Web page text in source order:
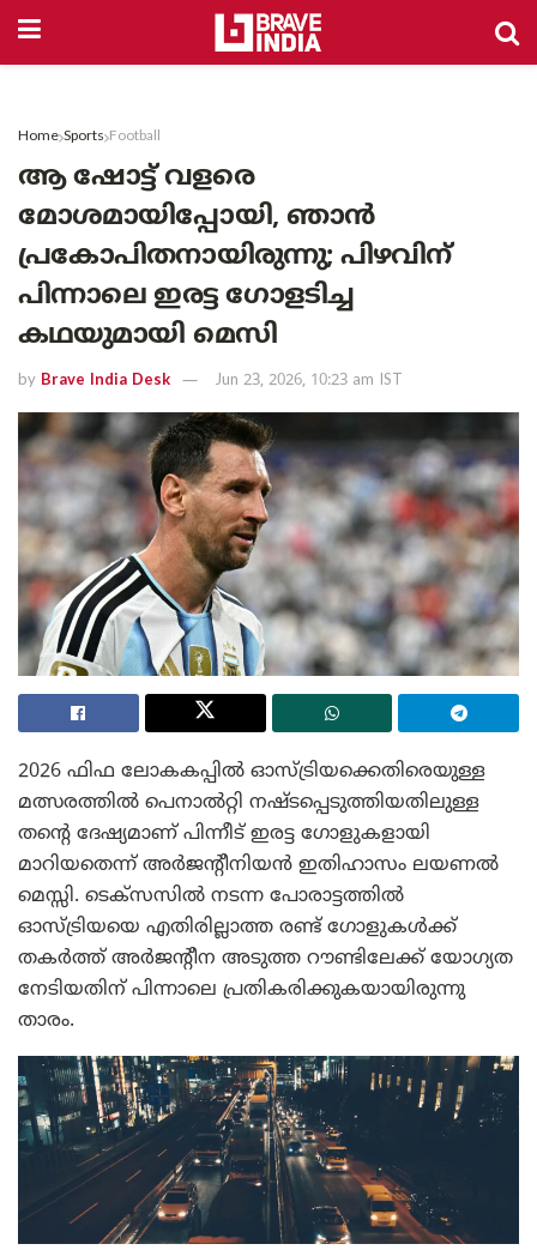
Home Sports Football
ആ ഷോട്ട് വളരെ
മോശമായിപ്പോയി, ഞാൻ
പ്രകോപിതനായിരുന്നു; പിഴവിന്
പിന്നാലെ ഇരട്ട ഗോളടിച്ച
കഥയുമായി മെസി
by Brave India Desk Jun 23, 2026, 10:23 am IST
2026 ഫിഫ ലോകകപ്പിൽ ഓസ്ട്രിയക്കെതിരെയുള്ള
മത്സരത്തിൽ പെനാൽറ്റി നഷ്ടപ്പെടുത്തിയതിലുള്ള
തന്റെ ദേഷ്യമാണ് പിന്നീട് ഇരട്ട ഗോളുകളായി
മാറിയതെന്ന് അർജന്റീനിയൻ ഇതിഹാസം ലയണൽ
മെസ്സി. ടെക്സസിൽ നടന്ന പോരാട്ടത്തിൽ
ഓസ്ട്രിയയെ എതിരില്ലാത്ത രണ്ട് ഗോളുകൾക്ക്
തകർത്ത് അർജന്റീന അടുത്ത റൗണ്ടിലേക്ക് യോഗ്യത
നേടിയതിന് പിന്നാലെ പ്രതികരിക്കുകയായിരുന്നു
താരം.